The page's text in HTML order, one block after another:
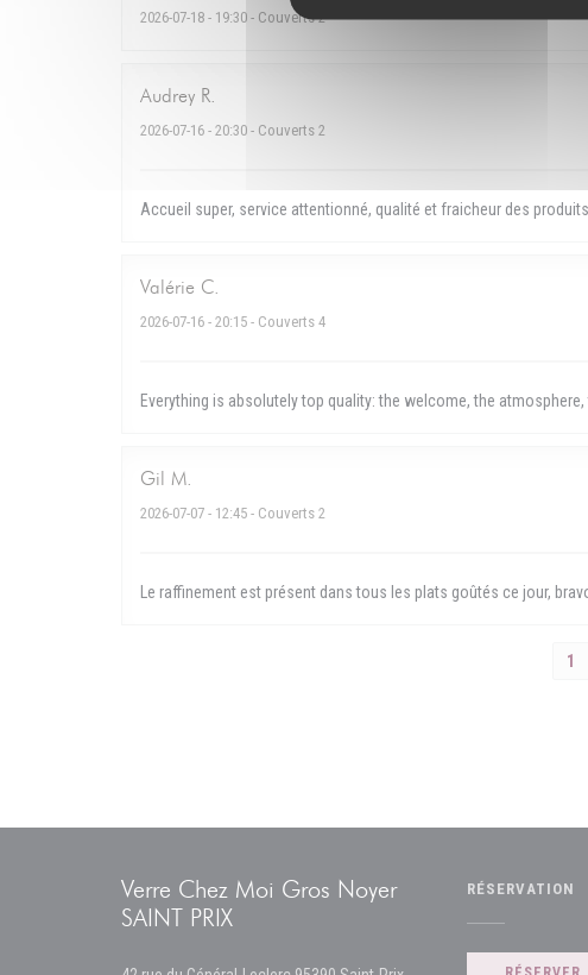
2026-07-18 - 19:30 - Couverts 2
Audrey R
2026-07-16 - 20:30 - Couverts 2
Accueil super, service attentionné, qualité et fraicheur des
Valérie C
2026-07-16 - 20:15 - Couverts 4
Everything is absolutely top quality: the welcome, the
Gil M
2026-07-07 - 12:45 - Couverts 2
Le raffinement est présent dans tous les plats goûtés ce jour,
1
Verre Chez Moi Gros Noyer
SAINT PRIX
RÉSERVATION